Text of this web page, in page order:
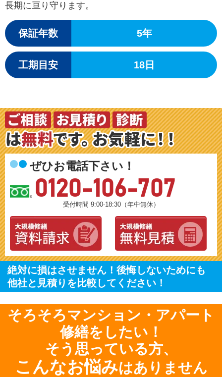
長期に亘り守ります。
保証年数 5年
工期目安 18日
ぜひお電話下さい！
0120-106-707
受付時間 9:00-18:30（年中無休）
絶対に損はさせません！後悔しないためにも
他社と見積りを比較してください！
そろそろマンション・アパート
修繕をしたい！
そう思っている方、
こんなお悩みはありません